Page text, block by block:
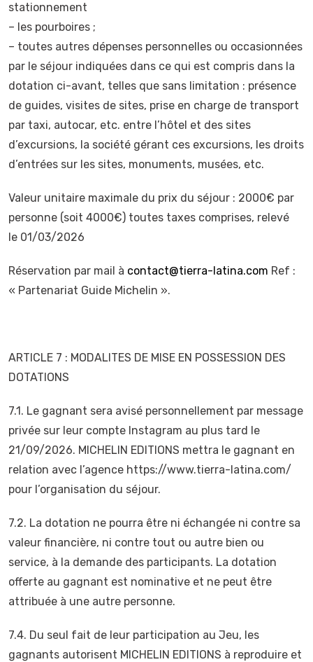
stationnement
– les pourboires ;
– toutes autres dépenses personnelles ou occasionnées
par le séjour indiquées dans ce qui est compris dans la
dotation ci-avant, telles que sans limitation : présence
de guides, visites de sites, prise en charge de transport
par taxi, autocar, etc. entre l’hôtel et des sites
d’excursions, la société gérant ces excursions, les droits
d’entrées sur les sites, monuments, musées, etc.
Valeur unitaire maximale du prix du séjour : 2000€ par
personne (soit 4000€) toutes taxes comprises, relevé
le 01/03/2026
Réservation par mail à contact@tierra-latina.com Ref :
« Partenariat Guide Michelin ».
ARTICLE 7 : MODALITES DE MISE EN POSSESSION DES
DOTATIONS
7.1. Le gagnant sera avisé personnellement par message
privée sur leur compte Instagram au plus tard le
21/09/2026. MICHELIN EDITIONS mettra le gagnant en
relation avec l’agence https://www.tierra-latina.com/
pour l’organisation du séjour.
7.2. La dotation ne pourra être ni échangée ni contre sa
valeur financière, ni contre tout ou autre bien ou
service, à la demande des participants. La dotation
offerte au gagnant est nominative et ne peut être
attribuée à une autre personne.
7.4. Du seul fait de leur participation au Jeu, les
gagnants autorisent MICHELIN EDITIONS à reproduire et